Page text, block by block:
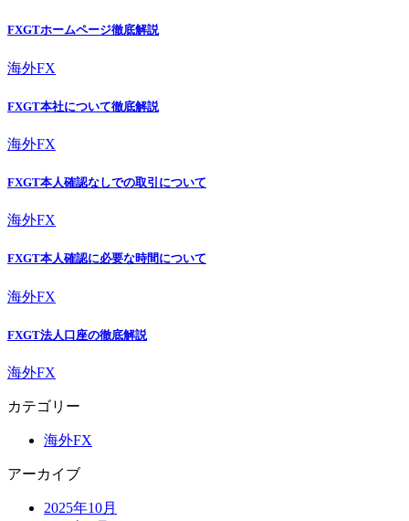
FXGTホームページ徹底解説
海外FX
FXGT本社について徹底解説
海外FX
FXGT本人確認なしでの取引について
海外FX
FXGT本人確認に必要な時間について
海外FX
FXGT法人口座の徹底解説
海外FX
カテゴリー
海外FX
アーカイブ
2025年10月